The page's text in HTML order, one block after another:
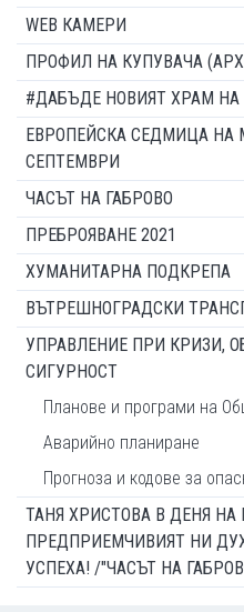
WEB КАМЕРИ
ПРОФИЛ НА КУПУВАЧА
#ДАБЪДЕ НОВИЯТ ХРАМ НА
ЕВРОПЕЙСКА СЕДМИЦА НА
СЕПТЕМВРИ
ЧАСЪТ НА ГАБРОВО
ПРЕБРОЯВАНЕ 2021
ХУМАНИТАРНА ПОДКРЕПА
ВЪТРЕШНОГРАДСКИ
УПРАВЛЕНИЕ ПРИ КРИЗИ,
СИГУРНОСТ
Планове и програми на
Аварийно планиране
Прогноза и кодове за
ТАНЯ ХРИСТОВА В ДЕНЯ НА
ПРЕДПРИЕМЧИВИЯТ НИ
УСПЕХА! /"ЧАСЪТ НА